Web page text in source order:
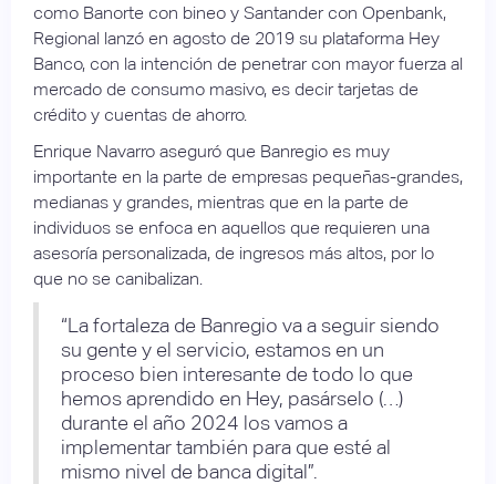
como Banorte con bineo y Santander con Openbank,
Regional lanzó en agosto de 2019 su plataforma Hey
Banco, con la intención de penetrar con mayor fuerza al
mercado de consumo masivo, es decir tarjetas de
crédito y cuentas de ahorro.
Enrique Navarro aseguró que Banregio es muy
importante en la parte de empresas pequeñas-grandes,
medianas y grandes, mientras que en la parte de
individuos se enfoca en aquellos que requieren una
asesoría personalizada, de ingresos más altos, por lo
que no se canibalizan.
“La fortaleza de Banregio va a seguir siendo
su gente y el servicio, estamos en un
proceso bien interesante de todo lo que
hemos aprendido en Hey, pasárselo (…)
durante el año 2024 los vamos a
implementar también para que esté al
mismo nivel de banca digital”.